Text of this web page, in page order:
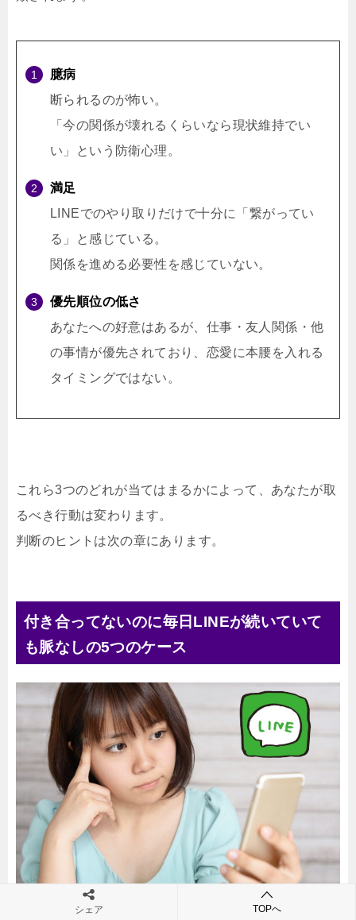
臆病
断られるのが怖い。
「今の関係が壊れるくらいなら現状維持でい
い」という防衛心理。
満足
LINEでのやり取りだけで十分に「繋がってい
る」と感じている。
関係を進める必要性を感じていない。
優先順位の低さ
あなたへの好意はあるが、仕事・友人関係・他
の事情が優先されており、恋愛に本腰を入れる
タイミングではない。
これら3つのどれが当てはまるかによって、あなたが取
るべき行動は変わります。
判断のヒントは次の章にあります。
付き合ってないのに毎日LINEが続いていて
も脈なしの5つのケース
シェア TOPへ